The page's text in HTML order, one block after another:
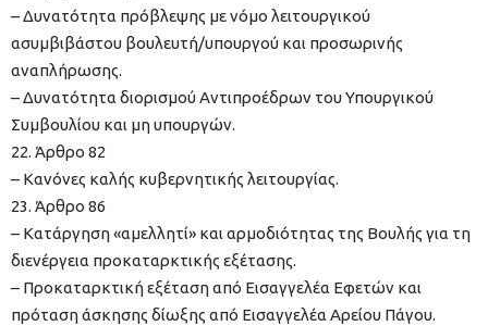
– Δυνατότητα πρόβλεψης με νόμο λειτουργικού
ασυμβιβάστου βουλευτή/υπουργού και προσωρινής
αναπλήρωσης.
– Δυνατότητα διορισμού Αντιπροέδρων του Υπουργικού
Συμβουλίου και μη υπουργών.
22. Άρθρο 82
– Κανόνες καλής κυβερνητικής λειτουργίας.
23. Άρθρο 86
– Κατάργηση «αμελλητί» και αρμοδιότητας της Βουλής για τη
διενέργεια προκαταρκτικής εξέτασης.
– Προκαταρκτική εξέταση από Εισαγγελέα Εφετών και
πρόταση άσκησης δίωξης από Εισαγγελέα Αρείου Πάγου.